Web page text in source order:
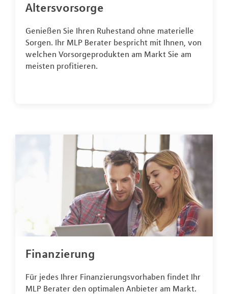
Altersvorsorge
Genießen Sie Ihren Ruhestand ohne materielle
Sorgen. Ihr MLP Berater bespricht mit Ihnen, von
welchen Vorsorgeprodukten am Markt Sie am
meisten profitieren.
Finanzierung
Für jedes Ihrer Finanzierungsvorhaben findet Ihr
MLP Berater den optimalen Anbieter am Markt.